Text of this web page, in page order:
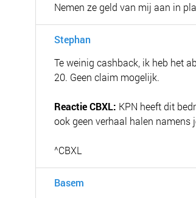
Nemen ze geld van mij aan in
Stephan
Te weinig cashback, ik heb het
20. Geen claim mogelijk.
Reactie CBXL: KPN heeft dit
ook geen verhaal halen namens
^CBXL
Basem